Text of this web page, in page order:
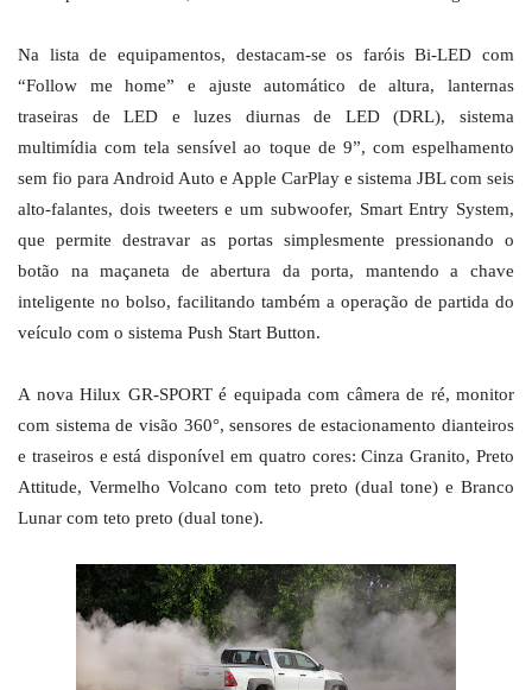
Na lista de equipamentos, destacam-se os faróis Bi-LED com
“Follow me home” e ajuste automático de altura, lanternas
traseiras de LED e luzes diurnas de LED (DRL), sistema
multimídia com tela sensível ao toque de 9”, com espelhamento
sem fio para Android Auto e Apple CarPlay e sistema JBL com seis
alto-falantes, dois tweeters e um subwoofer, Smart Entry System,
que permite destravar as portas simplesmente pressionando o
botão na maçaneta de abertura da porta, mantendo a chave
inteligente no bolso, facilitando também a operação de partida do
veículo com o sistema Push Start Button.
A nova Hilux GR-SPORT é equipada com câmera de ré, monitor
com sistema de visão 360°, sensores de estacionamento dianteiros
e traseiros e está disponível em quatro cores: Cinza Granito, Preto
Attitude, Vermelho Volcano com teto preto (dual tone) e Branco
Lunar com teto preto (dual tone).